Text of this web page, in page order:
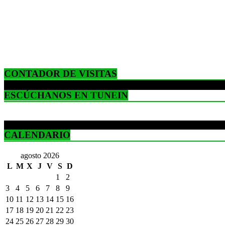
CONTADOR DE VISITAS
ESCÚCHANOS EN TUNEIN
CALENDARIO
agosto 2026
L M X J V S D
1
2
3
4 5 6 7 8
9
10 11 12 13 14 15 16
17 18 19 20 21 22 23
24 25 26 27 28 29 30